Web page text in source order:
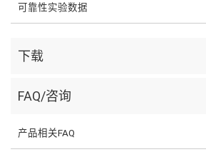
可靠性实验数据
下载
FAQ/咨询
产品相关FAQ